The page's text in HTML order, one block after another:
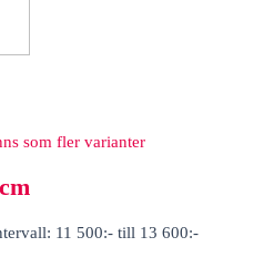
som fler varianter
11 500:- till 13 600:-